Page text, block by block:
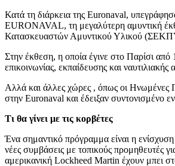
Κατά τη διάρκεια της Euronaval,
EURONAVAL, τη μεγαλύτερη αμυντική
Κατασκευαστών Αμυντικού Υλικού
Στην έκθεση, η οποία έγινε στο Παρίσι
επικοινωνίας, εκπαίδευσης και
Αλλά και άλλες χώρες , όπως οι Ηνωμένες
στην Euronaval και έδειξαν συντονισμένο
Τι θα γίνει με τις κορβέτες
Ένα σημαντικό πρόγραμμα είναι η
νέες συμβάσεις με τοπικούς προμηθευτές
αμερικανική Lockheed Martin έχουν μπει